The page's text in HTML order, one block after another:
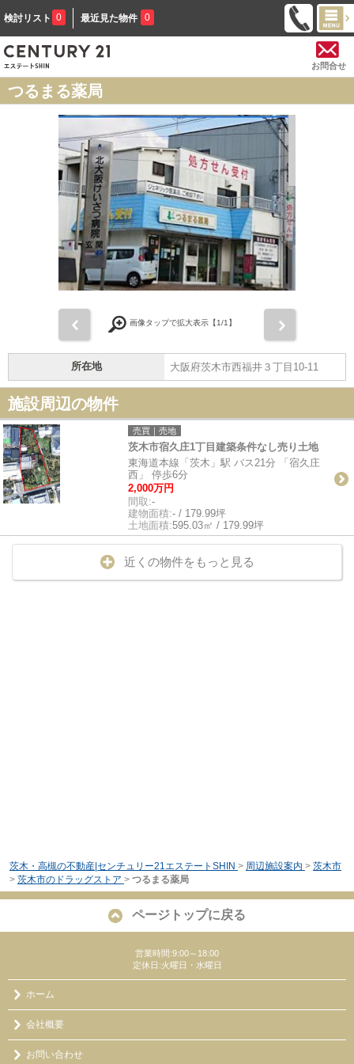
検討リスト 0 最近見た物件 0
お問合せ
つるまる薬局
画像タップで拡大表示【1/1】
所在地 大阪府茨木市西福井３丁目10-11
施設周辺の物件
売買｜売地
茨木市宿久庄1丁目建築条件なし売り土地
東海道本線「茨木」駅 バス21分 「宿久庄
西」 停歩6分
2,000万円
間取:-
建物面積:- / 179.99坪
土地面積:595.03㎡ / 179.99坪
近くの物件をもっと見る
茨木・高槻の不動産|センチュリー21エステートSHIN > 周辺施設案内 > 茨木市
> 茨木市のドラッグストア > つるまる薬局
ページトップに戻る
営業時間:9:00～18:00
定休日:火曜日・水曜日
ホーム
会社概要
お問い合わせ